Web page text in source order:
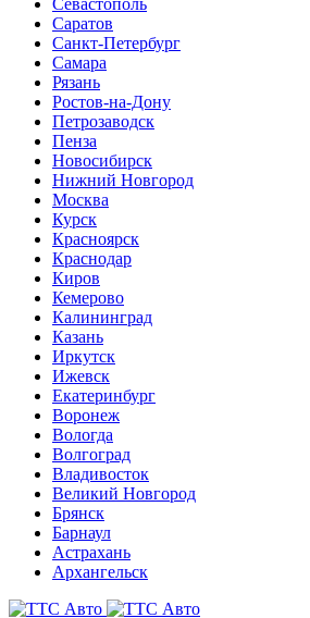
Севастополь
Саратов
Санкт-Петербург
Самара
Рязань
Ростов-на-Дону
Петрозаводск
Пенза
Новосибирск
Нижний Новгород
Москва
Курск
Красноярск
Краснодар
Киров
Кемерово
Калининград
Казань
Иркутск
Ижевск
Екатеринбург
Воронеж
Вологда
Волгоград
Владивосток
Великий Новгород
Брянск
Барнаул
Астрахань
Архангельск